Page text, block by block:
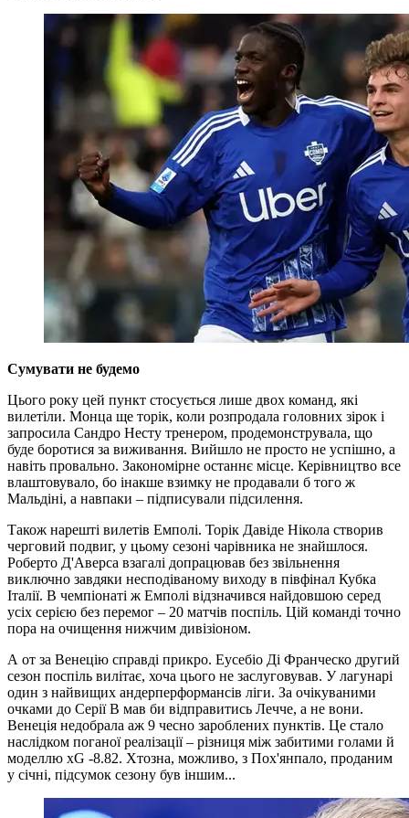
Сумувати не будемо
Цього року цей пункт стосується лише двох команд, які
вилетіли. Монца ще торік, коли розпродала головних зірок і
запросила Сандро Несту тренером, продемонструвала, що
буде боротися за виживання. Вийшло не просто не успішно, а
навіть провально. Закономірне останнє місце. Керівництво все
влаштовувало, бо інакше взимку не продавали б того ж
Мальдіні, а навпаки – підписували підсилення.
Також нарешті вилетів Емполі. Торік Давіде Нікола створив
черговий подвиг, у цьому сезоні чарівника не знайшлося.
Роберто Д'Аверса взагалі допрацював без звільнення
виключно завдяки несподіваному виходу в півфінал Кубка
Італії. В чемпіонаті ж Емполі відзначився найдовшою серед
усіх серією без перемог – 20 матчів поспіль. Цій команді точно
пора на очищення нижчим дивізіоном.
А от за Венецію справді прикро. Еусебіо Ді Франческо другий
сезон поспіль вилітає, хоча цього не заслуговував. У лагунарі
один з найвищих андерперформансів ліги. За очікуваними
очками до Серії В мав би відправитись Лечче, а не вони.
Венеція недобрала аж 9 чесно зароблених пунктів. Це стало
наслідком поганої реалізації – різниця між забитими голами й
моделлю xG -8.82. Хтозна, можливо, з Пох'янпало, проданим
у січні, підсумок сезону був іншим...